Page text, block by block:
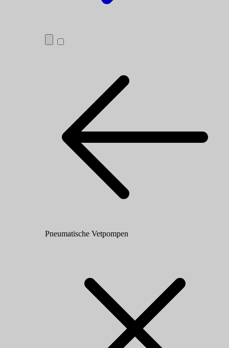
Pneumatische Vetpompen